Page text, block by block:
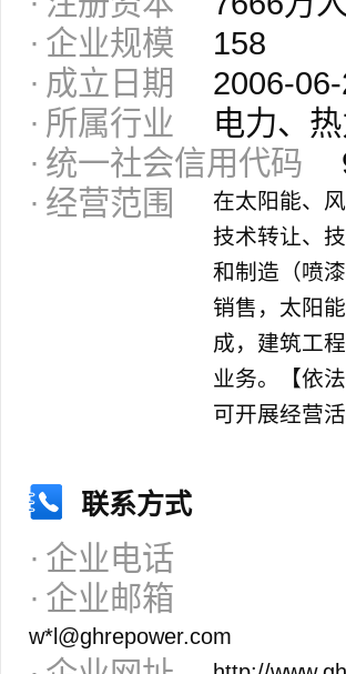
企业规模
158
成立日期
2006-
所属行业
电力、
统一社会信用代码
经营范围
在太阳能、
技术转让、
和制造（喷
销售，太阳
成，建筑工
业务。【依
可开展经营活
联系方式
企业电话
企业邮箱
w*l@ghrepower.com